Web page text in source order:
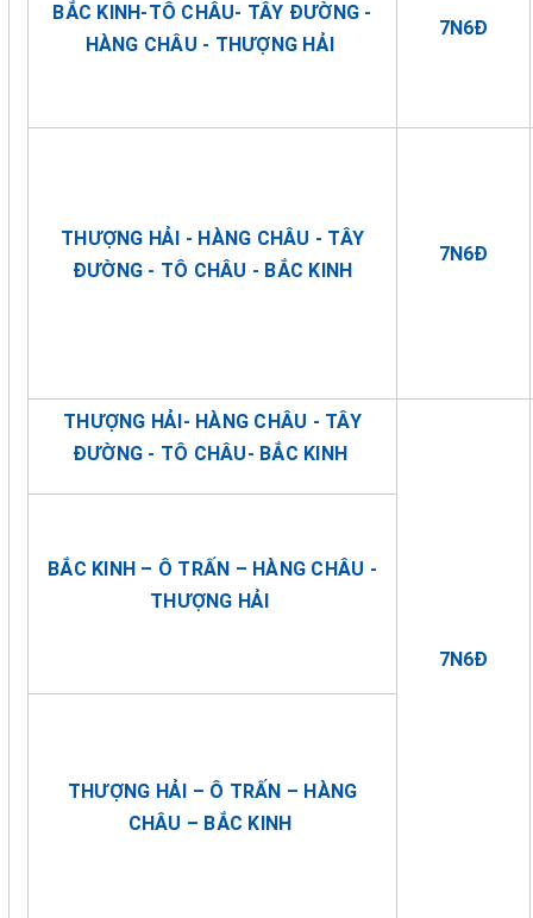
BẮC KINH-TÔ CHÂU- TÂY ĐƯỜNG -
HÀNG CHÂU - THƯỢNG HẢI
7N6Đ
THƯỢNG HẢI - HÀNG CHÂU - TÂY
ĐƯỜNG - TÔ CHÂU - BẮC KINH
7N6Đ
THƯỢNG HẢI- HÀNG CHÂU - TÂY
ĐƯỜNG - TÔ CHÂU- BẮC KINH
7N6Đ
BẮC KINH – Ô TRẤN – HÀNG CHÂU -
THƯỢNG HẢI
THƯỢNG HẢI – Ô TRẤN – HÀNG
CHÂU – BẮC KINH